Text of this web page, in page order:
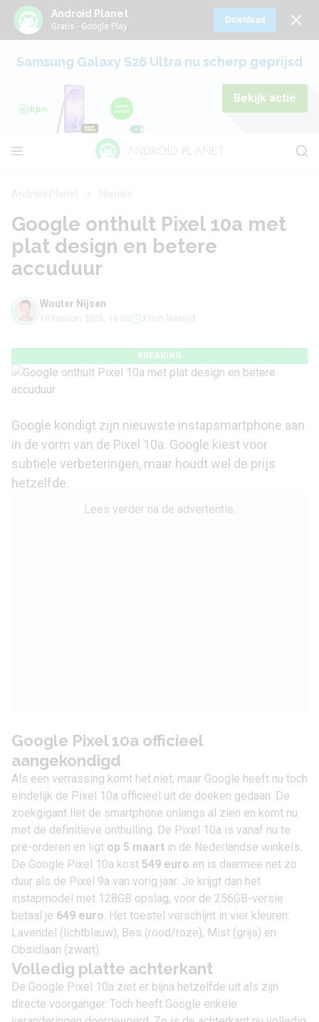
Android Planet
Gratis - Google Play
Download
Samsung Galaxy S26 Ultra nu scherp geprijsd
Bekijk actie
Google onthult Pixel 10a met
plat design en betere
accuduur
Wouter Nijsen
18 februari 2026, 16:00 3 min leestijd
BREAKING
Google kondigt zijn nieuwste instapsmartphone aan
in de vorm van de Pixel 10a. Google kiest voor
subtiele verbeteringen, maar houdt wel de prijs
hetzelfde.
Lees verder na de advertentie.
Google Pixel 10a officieel
aangekondigd
Als een verrassing komt het niet, maar Google heeft nu toch
eindelijk de Pixel 10a officieel uit de doeken gedaan. De
zoekgigant liet de smartphone onlangs al zien en komt nu
met de definitieve onthulling. De Pixel 10a is vanaf nu te
pre-orderen en ligt op 5 maart in de Nederlandse winkels.
De Google Pixel 10a kost 549 euro en is daarmee net zo
duur als de Pixel 9a van vorig jaar. Je krijgt dan het
instapmodel met 128GB opslag, voor de 256GB-versie
betaal je 649 euro. Het toestel verschijnt in vier kleuren:
Lavendel (lichtblauw), Bes (rood/roze), Mist (grijs) en
Obsidiaan (zwart).
Volledig platte achterkant
De Google Pixel 10a ziet er bijna hetzelfde uit als zijn
directe voorganger. Toch heeft Google enkele